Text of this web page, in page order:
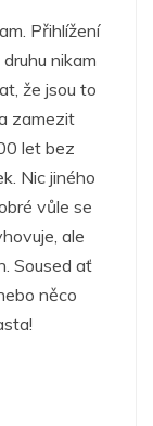
Přihlížení
nikam
že jsou to
zamezit
let bez
Nic jiného
vůle se
ale
Soused ať
něco